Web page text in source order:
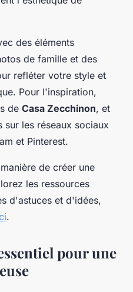
des éléments
de famille et des
refléter votre style et
Pour l'inspiration,
de Casa Zecchinon, et
les réseaux sociaux
et Pinterest.
de créer une
les ressources
d'astuces et d'idées,
.
pour une